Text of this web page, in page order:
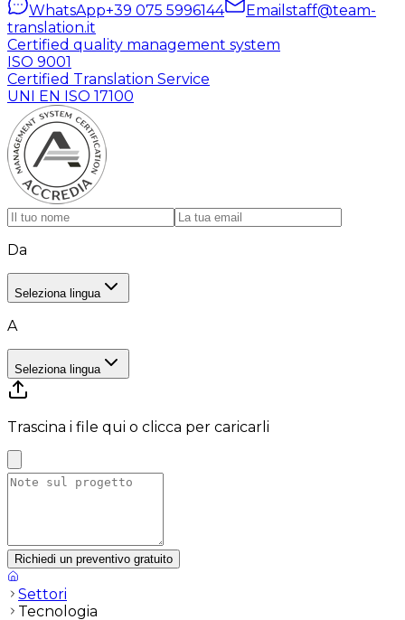
WhatsApp+39 075 5996144 Email staff@team-
translation.it
Certified quality management system
ISO 9001
Certified Translation Service
UNI EN ISO 17100
Da
Seleziona lingua
A
Seleziona lingua
Trascina i file qui o clicca per caricarli
Richiedi un preventivo gratuito
Settori
Tecnologia